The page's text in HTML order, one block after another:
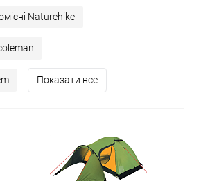
Naturehike
Показати все